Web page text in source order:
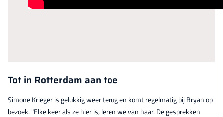
Tot in Rotterdam aan toe
Simone Krieger is gelukkig weer terug en komt regelmatig bij Bryan op
bezoek. "Elke keer als ze hier is, leren we van haar. De gesprekken